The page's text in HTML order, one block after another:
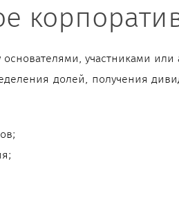
участниками
долей, получения